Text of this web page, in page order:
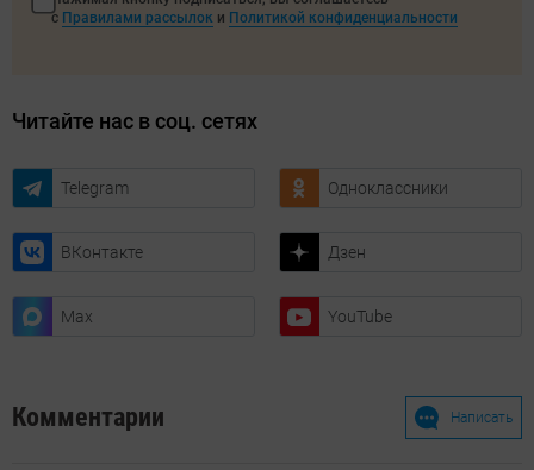
с Правилами рассылок и Политикой конфиденциальности
Читайте нас в соц. сетях
Telegram Одноклассники
ВКонтакте Дзен
Max YouTube
Комментарии Написать